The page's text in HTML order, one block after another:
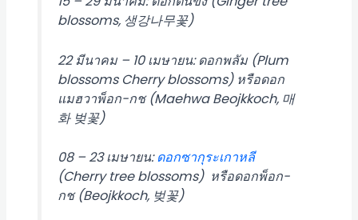
blossoms, 생강나무꽃)
22 มีนาคม – 10 เมษายน: ดอกพลัม (Plum
blossoms Cherry blossoms) หรือดอก
แมฮวาพ็อก-กช (Maehwa Beojkkoch, 매
화 벚꽃)
08 – 23 เมษายน:ดอกซากุระเกาหลี
(Cherry tree blossoms) หรือดอกพ็อก-
กช (Beojkkoch, 벚꽃)